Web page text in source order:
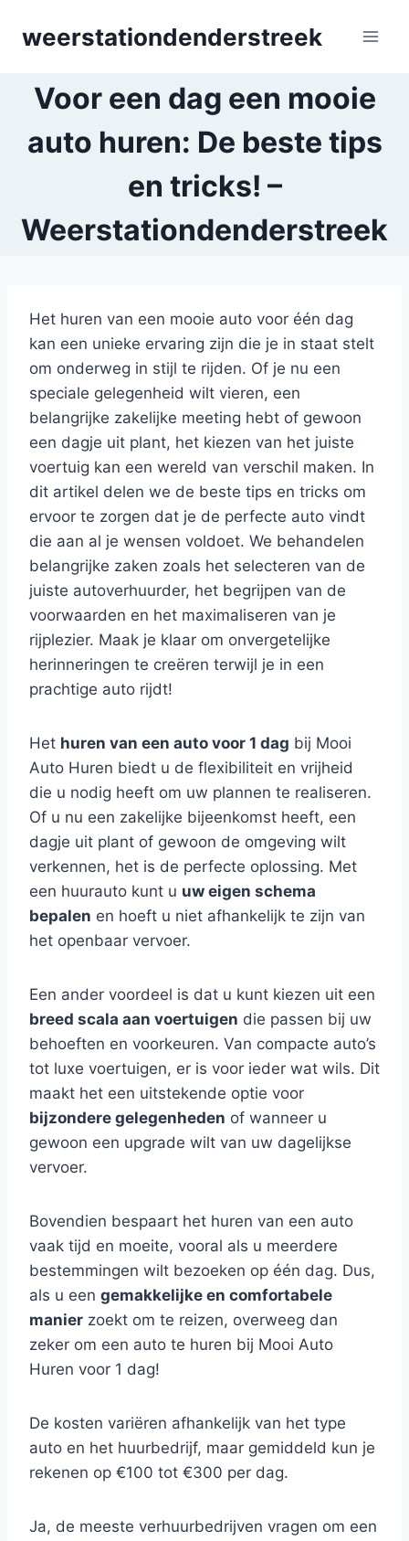
weerstationdenderstreek
Voor een dag een mooie
auto huren: De beste tips
en tricks! –
Weerstationdenderstreek
Het huren van een mooie auto voor één dag
kan een unieke ervaring zijn die je in staat stelt
om onderweg in stijl te rijden. Of je nu een
speciale gelegenheid wilt vieren, een
belangrijke zakelijke meeting hebt of gewoon
een dagje uit plant, het kiezen van het juiste
voertuig kan een wereld van verschil maken. In
dit artikel delen we de beste tips en tricks om
ervoor te zorgen dat je de perfecte auto vindt
die aan al je wensen voldoet. We behandelen
belangrijke zaken zoals het selecteren van de
juiste autoverhuurder, het begrijpen van de
voorwaarden en het maximaliseren van je
rijplezier. Maak je klaar om onvergetelijke
herinneringen te creëren terwijl je in een
prachtige auto rijdt!
Het huren van een auto voor 1 dag bij Mooi
Auto Huren biedt u de flexibiliteit en vrijheid
die u nodig heeft om uw plannen te realiseren.
Of u nu een zakelijke bijeenkomst heeft, een
dagje uit plant of gewoon de omgeving wilt
verkennen, het is de perfecte oplossing. Met
een huurauto kunt u uw eigen schema
bepalen en hoeft u niet afhankelijk te zijn van
het openbaar vervoer.
Een ander voordeel is dat u kunt kiezen uit een
breed scala aan voertuigen die passen bij uw
behoeften en voorkeuren. Van compacte auto’s
tot luxe voertuigen, er is voor ieder wat wils. Dit
maakt het een uitstekende optie voor
bijzondere gelegenheden of wanneer u
gewoon een upgrade wilt van uw dagelijkse
vervoer.
Bovendien bespaart het huren van een auto
vaak tijd en moeite, vooral als u meerdere
bestemmingen wilt bezoeken op één dag. Dus,
als u een gemakkelijke en comfortabele
manier zoekt om te reizen, overweeg dan
zeker om een auto te huren bij Mooi Auto
Huren voor 1 dag!
De kosten variëren afhankelijk van het type
auto en het huurbedrijf, maar gemiddeld kun je
rekenen op €100 tot €300 per dag.
Ja, de meeste verhuurbedrijven vragen om een